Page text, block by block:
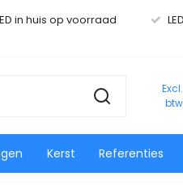
in huis op voorraad
Excl.
btw
Kerst Referenties